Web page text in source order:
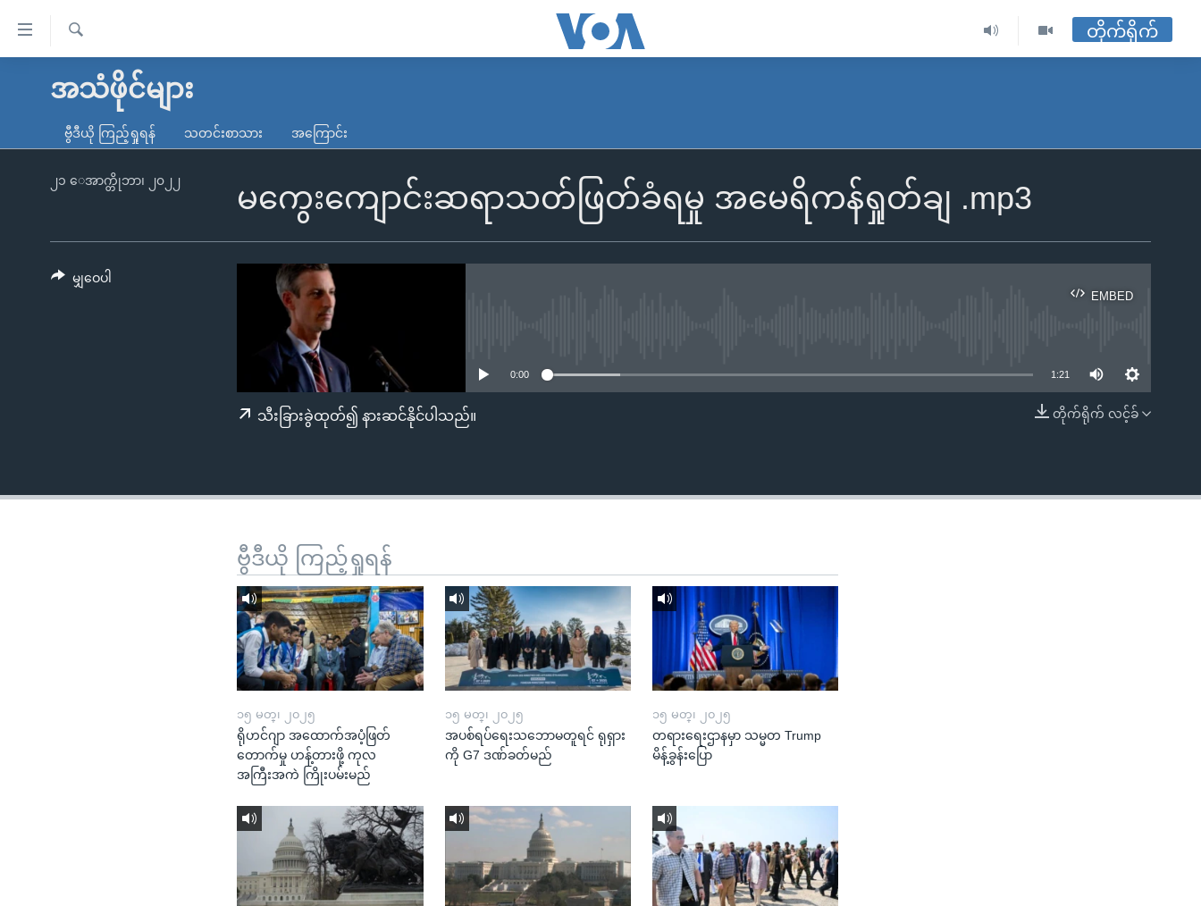
လွယ်ကူ
သည့်
ကျော်
မူလစာမျက်နှာ
ကမ္ဘာ့သတင်းများ
နိုင်ငံတကာ
တရုတ်
အစ္စရေး-ပါလက်စတိုင်း
ရပ်ဝန်းတခု လမ်းတခု အလွန်
အင်္ဂလိပ်စာလေ့လာမယ်
ရ
တိုက်ရိုက်
အသံဖိုင်များ
ဗွီဒီယို ကြည့်ရှုရန် သတင်းစာသား အကြောင်း
မကွေးကျောင်းဆရာသတ်ဖြတ်ခံရမှု အမေရိကန်ရှုတ်ချ .mp3
၂၁ ေအာက္တိုဘာ၊ ၂၀၂၂
EMBED
EMBED
0:00 1:21
တိုက်ရိုက် လင့်ခ်
သီးခြားခွဲထုတ်၍ နားဆင်နိုင်ပါသည်။
မျှဝေပါ
ဗွီဒီယို ကြည့်ရှုရန်
၁၅ မတ္၊ ၂၀၂၅
ရိုဟင်ဂျာ အထောက်အပံ့ဖြတ်
တောက်မှု ဟန့်တားဖို့ ကုလ
အကြီးအကဲ ကြိုးပမ်းမည်
၁၅ မတ္၊ ၂၀၂၅
အပစ်ရပ်ရေးသဘောမတူရင် ရုရှား
ကို G7 ဒဏ်ခတ်မည်
၁၅ မတ္၊ ၂၀၂၅
တရားရေးဌာနမှာ သမ္မတ Trump
မိန့်ခွန်းပြော